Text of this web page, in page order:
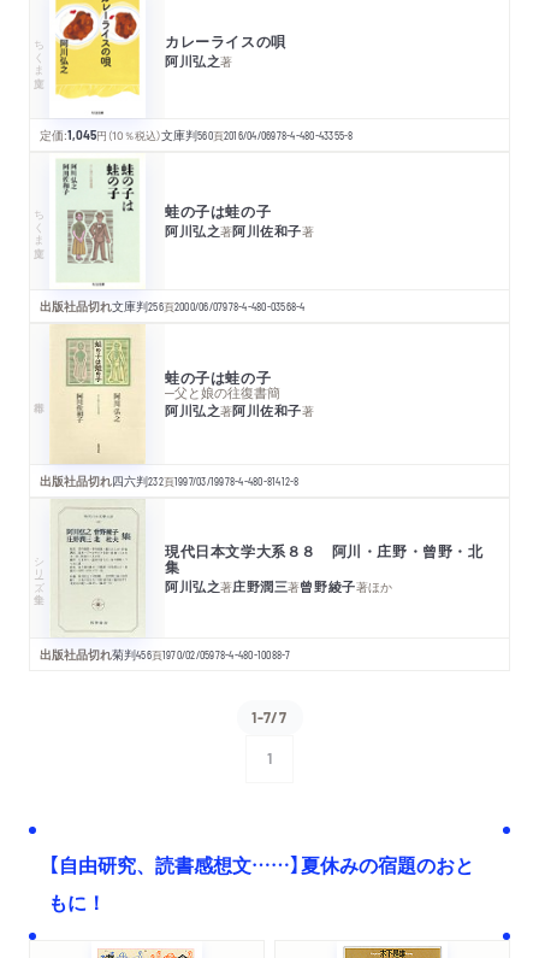
ちくま文庫 カレーライスの唄
阿川弘之著
定価:1,045円 （10％税込）文庫判560頁2016/04/06978-4-480-43355-8
ちくま文庫 蛙の子は蛙の子
阿川弘之著阿川佐和子著
出版社品切れ文庫判256頁2000/06/07978-4-480-03568-4
蛙の子は蛙の子
─父と娘の往復書簡
阿川弘之著阿川佐和子著
出版社品切れ四六判232頁1997/03/19978-4-480-81412-8
シリーズ・全集 現代日本文学大系８８ 阿川・庄野・曾野・北
集
阿川弘之著庄野潤三著曾野綾子著ほか
出版社品切れ菊判456頁1970/02/05978-4-480-10088-7
1-7/7
1
【自由研究、読書感想文……】夏休みの宿題のおと
もに！